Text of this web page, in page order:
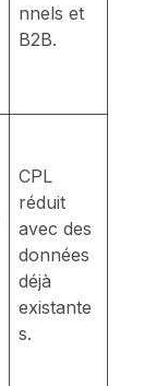
nnels et
B2B.
CPL
réduit
avec des
données
déjà
existante
s.